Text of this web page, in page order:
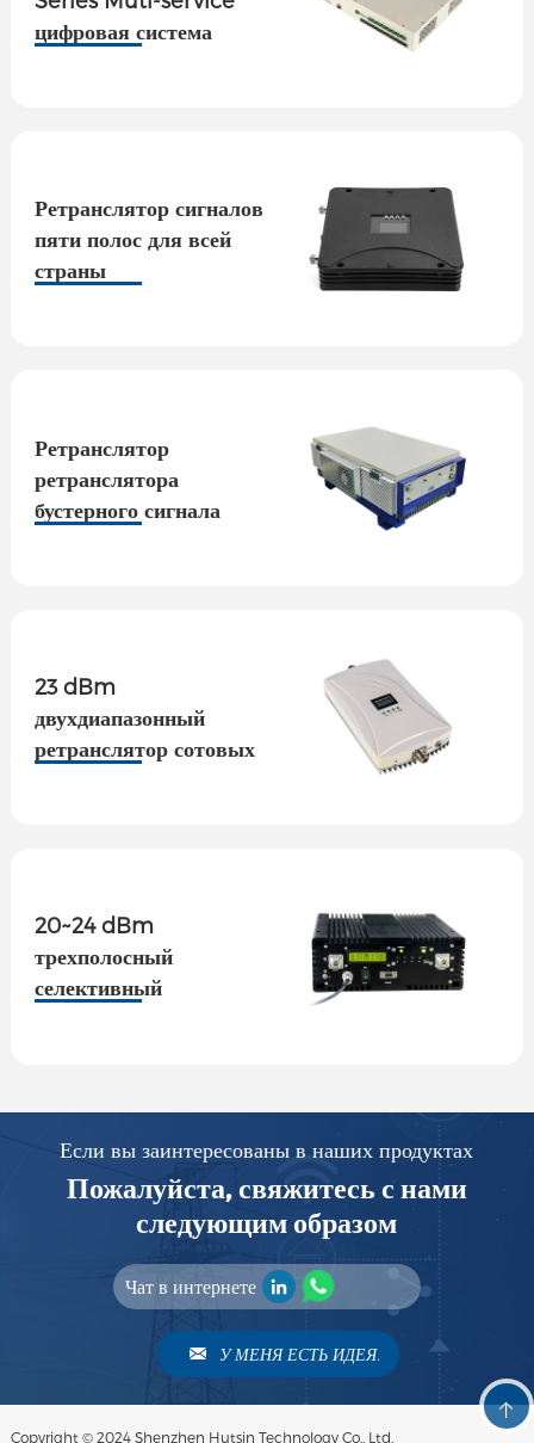
цифровая система
Ретранслятор сигналов
пяти полос для всей
страны
Ретранслятор
ретранслятора
бустерного сигнала
23 dBm
двухдиапазонный
ретранслятор сотовых
20~24 dBm
трехполосный
селективный
Если вы заинтересованы в наших продуктах
Пожалуйста, свяжитесь с нами
следующим образом
Чат в интернете
У МЕНЯ ЕСТЬ ИДЕЯ.
Copyright © 2024 Shenzhen Hutsin Technology Co., Ltd.